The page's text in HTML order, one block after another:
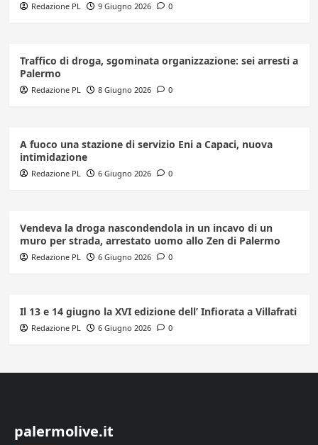
Redazione PL 9 Giugno 2026 0
Traffico di droga, sgominata organizzazione: sei arresti a
Palermo
Redazione PL 8 Giugno 2026 0
A fuoco una stazione di servizio Eni a Capaci, nuova
intimidazione
Redazione PL 6 Giugno 2026 0
Vendeva la droga nascondendola in un incavo di un
muro per strada, arrestato uomo allo Zen di Palermo
Redazione PL 6 Giugno 2026 0
Il 13 e 14 giugno la XVI edizione dell’ Infiorata a Villafrati
Redazione PL 6 Giugno 2026 0
palermolive.it